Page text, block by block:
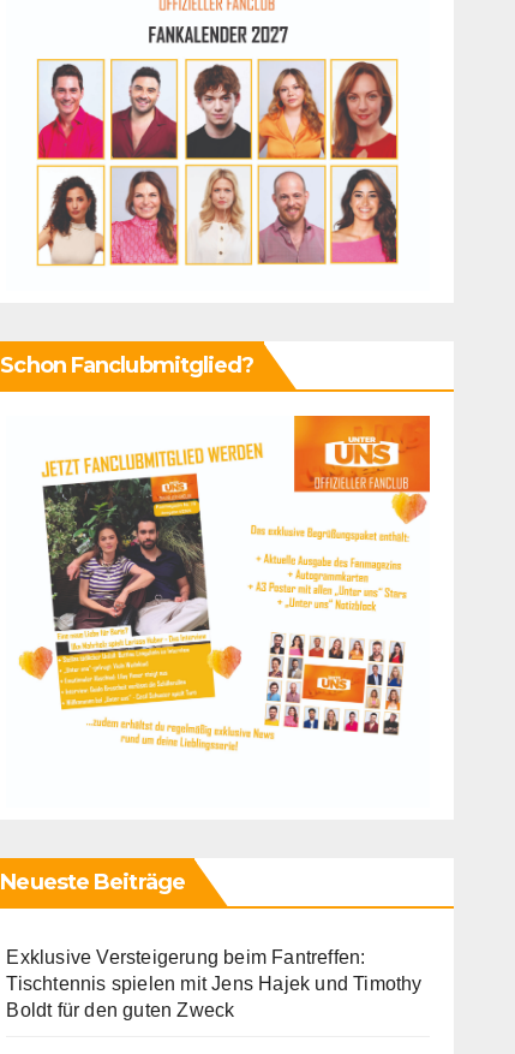
Schon Fanclubmitglied?
Neueste Beiträge
Exklusive Versteigerung beim Fantreffen:
Tischtennis spielen mit Jens Hajek und Timothy
Boldt für den guten Zweck